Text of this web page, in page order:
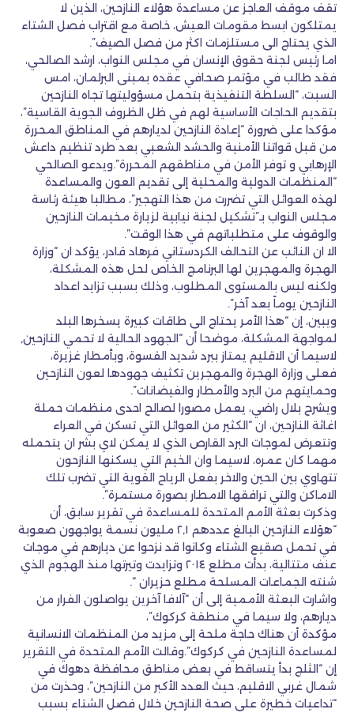
تقف موقف العاجز عن مساعدة هؤلاء النازحين، الذين لا
يمتلكون ابسط مقومات العيش، خاصة مع اقتراب فصل الشتاء
الذي يحتاج الى مستلزمات اكثر من فصل الصيف”.
اما رئيس لجنة حقوق الإنسان في مجلس النواب، ارشد الصالحي،
فقد طالب في مؤتمر صحافي عقده بمبنى البرلمان، امس
السبت، “السلطة التنفيذية بتحمل مسؤوليتها تجاه النازحين
بتقديم الحاجات الأساسية لهم في ظل الظروف الجوية القاسية”،
مؤكدا على ضرورة “إعادة النازحين لديارهم في المناطق المحررة
من قبل قواتنا الأمنية والحشد الشعبي بعد طرد تنظيم داعش
الإرهابي و توفر الأمن في مناطقهم المحررة”.ويدعو الصالحي
“المنظمات الدولية والمحلية إلى تقديم العون والمساعدة
لهذه العوائل التي تضررت من هذا التهجير”، مطالبا هيئة رئاسة
مجلس النواب بـ”تشكيل لجنة نيابية لزيارة مخيمات النازحين
والوقوف على متطلباتهم في هذا الوقت”.
الا ان النائب عن التحالف الكردستاني فرهاد قادر، يؤكد ان “وزارة
الهجرة والمهجرين لها البرنامج الخاص لحل هذه المشكلة،
ولكنه ليس بالمستوى المطلوب، وذلك بسبب تزايد اعداد
النازحين يوماً بعد آخر”.
ويبين، إن “هذا الأمر يحتاج الى طاقات كبيرة يسخرها البلد
لمواجهة المشكلة، موضحا أن “الجهود الحالية لا تحمي النازحين,
لاسيما أن الاقليم يمتاز ببرد شديد القسوة، وبأمطار غزيرة،
فعلى وزارة الهجرة والمهجرين تكثيف جهودها لعون النازحين
وحمايتهم من البرد والأمطار والفيضانات”.
ويشرح بلال راضي، يعمل مصورا لصالح احدى منظمات حملة
اغاثة النازحين، ان “الكثير من العوائل التي تسكن في العراء
وتتعرض لموجات البرد القارص الذي لا يمكن لاي بشر ان يتحمله
مهما كان عمره، لاسيما وان الخيم التي يسكنها النازحون
تتهاوي بين الحين والاخر بفعل الرياح القوية التي تضرب تلك
الاماكن والتي ترافقها الامطار بصورة مستمرة”.
وذكرت بعثة الأمم المتحدة للمساعدة في تقرير سابق، أن
“هؤلاء النازحين البالغ عددهم ٢,١ مليون نسمة يواجهون صعوبة
في تحمل صقيع الشتاء وكانوا قد نزحوا عن ديارهم في موجات
عنف متتالية، بدأت مطلع ٢٠١٤ وتزايدت وتيرتها منذ الهجوم الذي
شنته الجماعات المسلحة مطلع حزيران “.
واشارت البعثة الأممية إلى أن “آلافا آخرين يواصلون الفرار من
ديارهم، ولا سيما في منطقة كركوك”،
مؤكدة أن هناك حاجة ملحة إلى مزيد من المنظمات الانسانية
لمساعدة النازحين في كركوك”.وقالت الأمم المتحدة في التقرير
إن “الثلج بدأ يتساقط في بعض مناطق محافظة دهوك في
شمال غربي الاقليم، حيث العدد الأكبر من النازحين”، وحذرت من
“تداعيات خطيرة على صحة النازحين خلال فصل الشتاء بسبب